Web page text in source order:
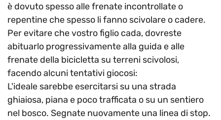
è dovuto spesso alle frenate incontrollate o
repentine che spesso li fanno scivolare o cadere.
Per evitare che vostro figlio cada, dovreste
abituarlo progressivamente alla guida e alle
frenate della bicicletta su terreni scivolosi,
facendo alcuni tentativi giocosi:
L'ideale sarebbe esercitarsi su una strada
ghiaiosa, piana e poco trafficata o su un sentiero
nel bosco. Segnate nuovamente una linea di stop.